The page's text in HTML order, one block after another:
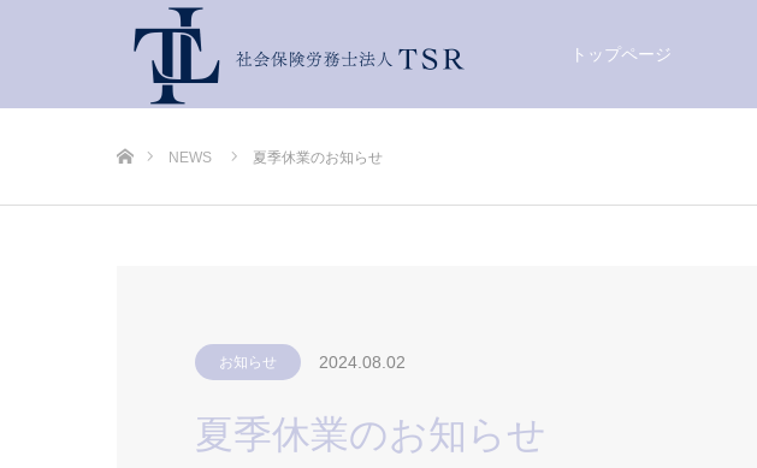
トップページ
NEWS 夏季休業のお知らせ
お知らせ 2024.08.02
夏季休業のお知らせ